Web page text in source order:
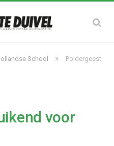
School »
Poldergeest
voor